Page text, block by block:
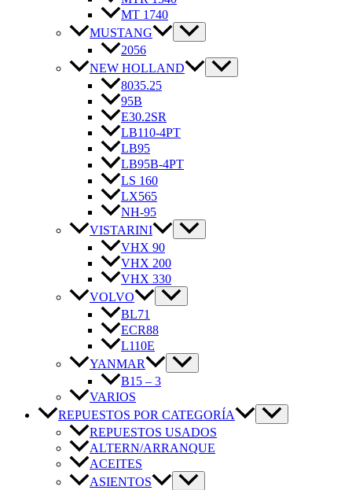
MT 1740
MUSTANG
2056
NEW HOLLAND
8035.25
95B
E30.2SR
LB110-4PT
LB95
LB95B-4PT
LS 160
LX565
NH-95
VISTARINI
VHX 90
VHX 200
VHX 330
VOLVO
BL71
ECR88
L110E
YANMAR
B15 – 3
VARIOS
REPUESTOS POR CATEGORÍA
REPUESTOS USADOS
ALTERN/ARRANQUE
ACEITES
ASIENTOS